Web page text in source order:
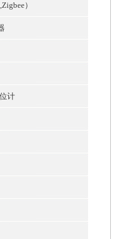
）
计